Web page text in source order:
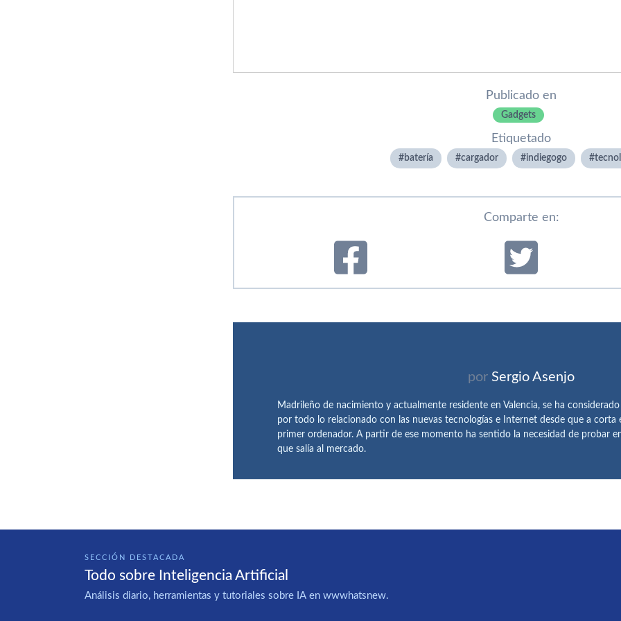
Publicado en
Gadgets
Etiquetado
baterí­a cargador indiegogo
Comparte en:
por Sergio Asenjo
Madrileño de nacimiento y actualmente residente en Valencia, se ha
por todo lo relacionado con las nuevas tecnologías e Internet desde que a corta
primer ordenador. A partir de ese momento ha sentido la necesidad de probar
que salía al mercado.
SECCIÓN DESTACADA
Todo sobre Inteligencia Artificial
Análisis diario, herramientas y tutoriales sobre IA en wwwhatsnew.